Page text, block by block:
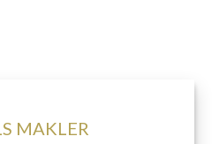
MAKLER